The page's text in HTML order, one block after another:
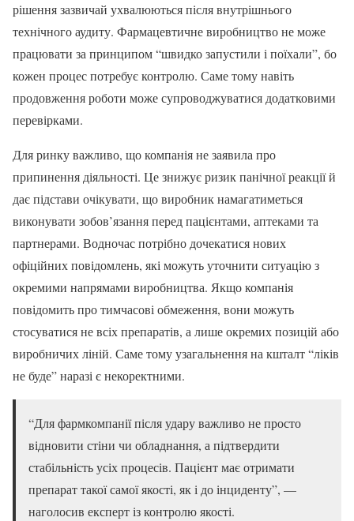
рішення зазвичай ухвалюються після внутрішнього
технічного аудиту. Фармацевтичне виробництво не може
працювати за принципом “швидко запустили і поїхали”, бо
кожен процес потребує контролю. Саме тому навіть
продовження роботи може супроводжуватися додатковими
перевірками.
Для ринку важливо, що компанія не заявила про
припинення діяльності. Це знижує ризик панічної реакції й
дає підстави очікувати, що виробник намагатиметься
виконувати зобов’язання перед пацієнтами, аптеками та
партнерами. Водночас потрібно дочекатися нових
офіційних повідомлень, які можуть уточнити ситуацію з
окремими напрямами виробництва. Якщо компанія
повідомить про тимчасові обмеження, вони можуть
стосуватися не всіх препаратів, а лише окремих позицій або
виробничих ліній. Саме тому узагальнення на кшталт “ліків
не буде” наразі є некоректними.
“Для фармкомпанії після удару важливо не просто
відновити стіни чи обладнання, а підтвердити
стабільність усіх процесів. Пацієнт має отримати
препарат такої самої якості, як і до інциденту”, —
наголосив експерт із контролю якості.